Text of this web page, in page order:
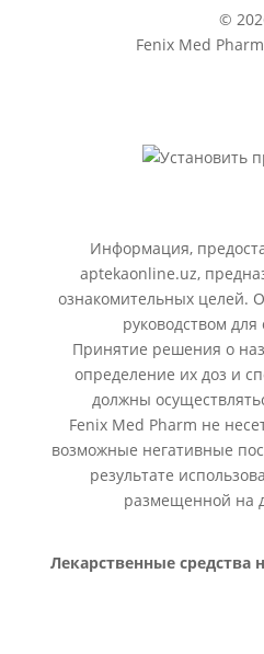
©
Fenix Med
Информация,
aptekaonline.uz,
ознакомительных целей.
руководством
Принятие решения о
определение их доз и
должны
Fenix Med Pharm не
возможные негативные
результате
размещенной на
Лекарственные средства